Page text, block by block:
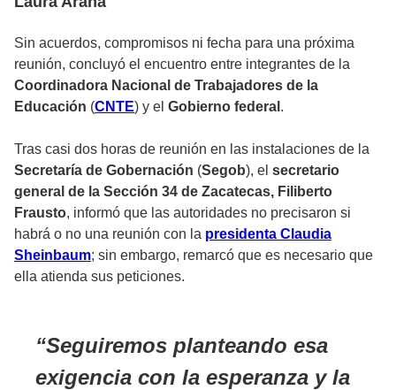
Sin acuerdos, compromisos ni fecha para una próxima
reunión, concluyó el encuentro entre integrantes de la
Coordinadora Nacional de Trabajadores de la
Educación (CNTE) y el Gobierno federal .
Tras casi dos horas de reunión en las instalaciones de la
Secretaría de Gobernación (Segob), el secretario
general de la Sección 34 de Zacatecas, Filiberto
Frausto, informó que las autoridades no precisaron si
habrá o no una reunión con la presidenta Claudia
Sheinbaum; sin embargo, remarcó que es necesario que
ella atienda sus peticiones.
Seguiremos planteando esa
exigencia con la esperanza y la